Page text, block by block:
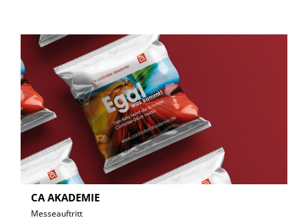
CA AKADEMIE
Messeauftritt